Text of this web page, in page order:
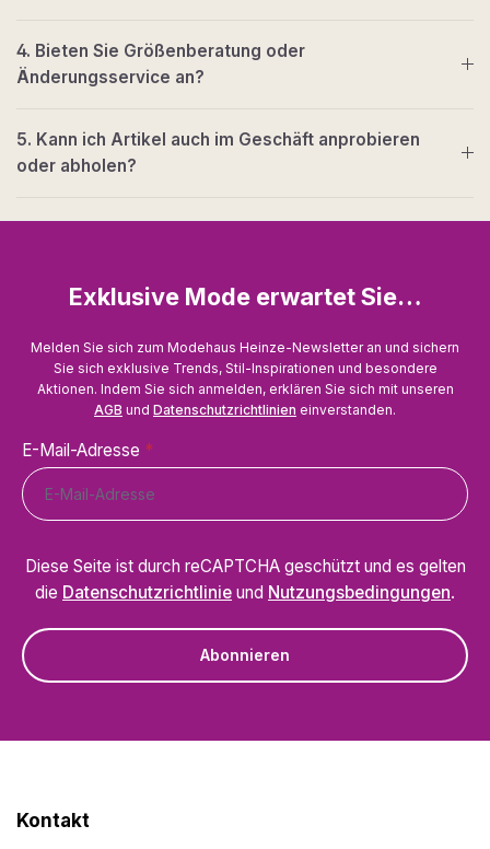
4. Bieten Sie Größenberatung oder
Änderungsservice an?
5. Kann ich Artikel auch im Geschäft anprobieren
oder abholen?
Exklusive Mode erwartet Sie…
Melden Sie sich zum Modehaus Heinze-Newsletter an und sichern
Sie sich exklusive Trends, Stil-Inspirationen und besondere
Aktionen. Indem Sie sich anmelden, erklären Sie sich mit unseren
AGB und Datenschutzrichtlinien einverstanden.
E-Mail-Adresse *
Diese Seite ist durch reCAPTCHA geschützt und es gelten
die Datenschutzrichtlinie und Nutzungsbedingungen.
Abonnieren
Kontakt